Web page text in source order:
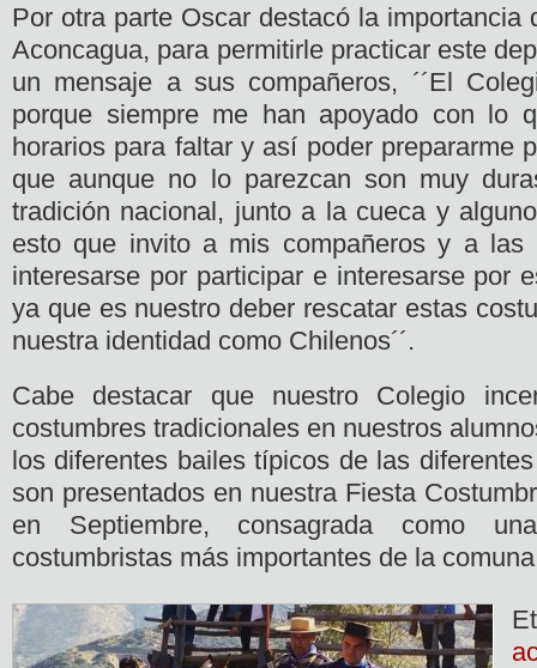
Por otra parte Oscar destacó la importancia
Aconcagua, para permitirle practicar este
un mensaje a sus compañeros, ´´El
porque siempre me han apoyado con lo
horarios para faltar y así poder prepararme
que aunque no lo parezcan son muy
tradición nacional, junto a la cueca y
esto que invito a mis compañeros y a las
interesarse por participar e interesarse por
ya que es nuestro deber rescatar estas
nuestra identidad como Chilenos´´.
Cabe destacar que nuestro Colegio
costumbres tradicionales en nuestros
los diferentes bailes típicos de las
son presentados en nuestra Fiesta
en Septiembre, consagrada como
costumbristas más importantes de la